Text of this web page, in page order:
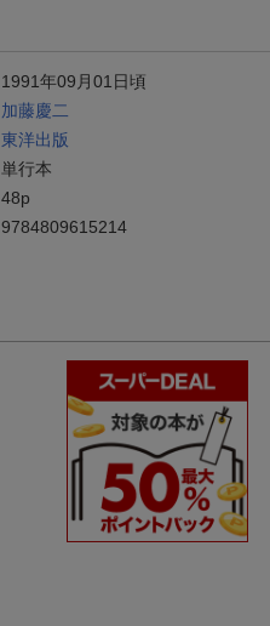
1991年09月01日頃
加藤慶二
東洋出版
単行本
48p
9784809615214